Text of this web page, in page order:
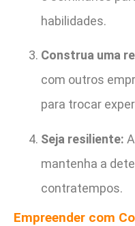
habilidades.
Construa uma
com outros
para trocar
Seja resiliente:
mantenha a
contratempos.
Empreender com